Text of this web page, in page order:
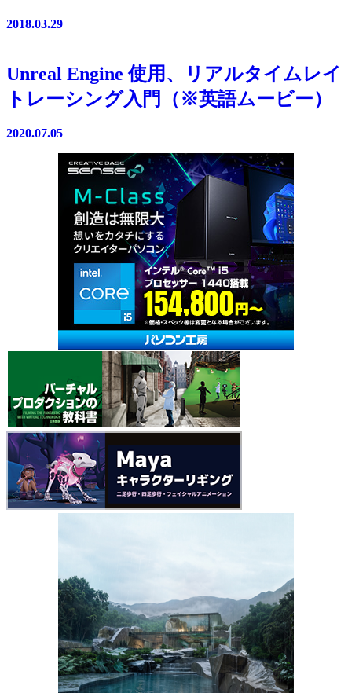
2018.03.29
Unreal Engine 使用、リアルタイムレイ
トレーシング入門（※英語ムービー）
2020.07.05